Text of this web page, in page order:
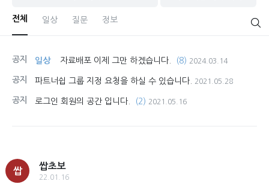
전체 일상 질문 정보
공지 일상 자료배포 이제 그만 하겠습니다. (8) 2024.03.14
공지 파트너쉽 그룹 지정 요청을 하실 수 있습니다. 2021.05.28
공지 로그인 회원의 공간 입니다. (2) 2021.05.16
쌉
쌉초보
22.01.16